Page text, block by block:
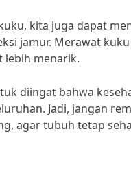
kita juga dapat
jamur. Merawat
lebih menarik.
diingat bahwa
Jadi, jangan
agar tubuh tetap